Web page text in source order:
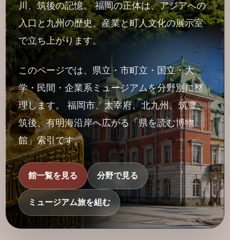
川、筑後の記憶。 福岡の正体は、アジアへの
入口と九州の歴史、産業と町人文化の展示室
で立ち上がります。
このページでは、県立・市町立・国立・大
学・民間・企業系ミュージアムを分野別に整
理します。 福岡市、太宰府、北九州、筑豊、
筑後、有明海沿岸へ広がる「県を読む博物
館」索引です。
館一覧を見る 分野で見る
ミュージアム旅を組む